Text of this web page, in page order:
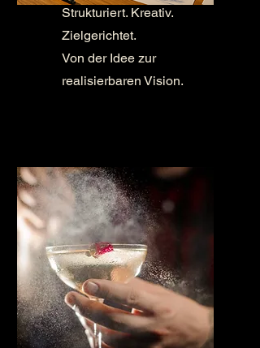
Strukturiert. Kreativ.
Zielgerichtet.
Von der Idee zur
realisierbaren Vision.